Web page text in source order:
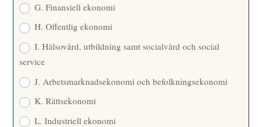
G. Finansiell ekonomi
H. Offentlig ekonomi
I. Hälsovård, utbildning samt socialvård och social
service
J. Arbetsmarknadsekonomi och befolkningsekonomi
K. Rättsekonomi
L. Industriell ekonomi